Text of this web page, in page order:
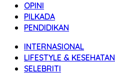
OPINI
PILKADA
PENDIDIKAN
INTERNASIONAL
LIFESTYLE & KESEHATAN
SELEBRITI